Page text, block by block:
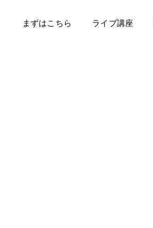
まずはこちら ライブ講座